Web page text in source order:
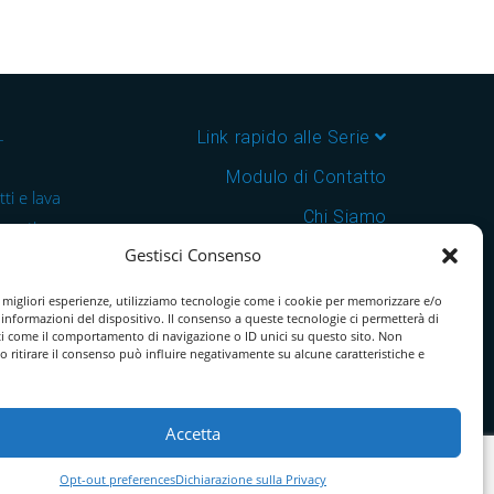
Gestisci Consenso
esperienze, utilizziamo tecnologie come i cookie per memorizzare e/o
informazioni del dispositivo. Il consenso a queste tecnologie ci permetterà di
come il comportamento di navigazione o ID unici su questo sito. Non
ritirare il consenso può influire negativamente su alcune caratteristiche e
Accetta
Opt-out preferencesDichiarazione sulla Privacy
e lava
e
in
Link rapido alle Serie
Modulo di Contatto
Chi Siamo
Download Catalogo PDF
Cookie Policy